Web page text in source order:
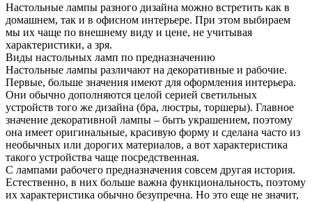
Настольные лампы разного дизайна можно встретить как в
домашнем, так и в офисном интерьере. При этом выбираем
мы их чаще по внешнему виду и цене, не учитывая
характеристики, а зря.
Виды настольных ламп по предназначению
Настольные лампы различают на декоративные и рабочие.
Первые, больше значения имеют для оформления интерьера.
Они обычно дополняются целой серией светильных
устройств того же дизайна (бра, люстры, торшеры). Главное
значение декоративной лампы – быть украшением, поэтому
она имеет оригинальные, красивую форму и сделана часто из
необычных или дорогих материалов, а вот характеристика
такого устройства чаще посредственная.
С лампами рабочего предназначения совсем другая история.
Естественно, в них больше важна функциональность, поэтому
их характеристика обычно безупречна. Но это еще не значит,